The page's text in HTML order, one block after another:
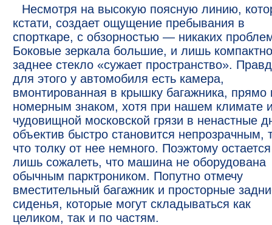
Несмотря на высокую поясную линию,
кстати, создает ощущение пребывания в
спорткаре, с обзорностью — никаких
Боковые зеркала большие, и лишь
заднее стекло «сужает пространство».
для этого у автомобиля есть камера,
вмонтированная в крышку багажника, прямо
номерным знаком, хотя при нашем климате
чудовищной московской грязи в ненастные
объектив быстро становится непрозрачным,
что толку от нее немного. Поэжтому остается
лишь сожалеть, что машина не оборудована
обычным парктроником. Попутно отмечу
вместительный багажник и просторные
сиденья, которые могут складываться как
целиком, так и по частям.